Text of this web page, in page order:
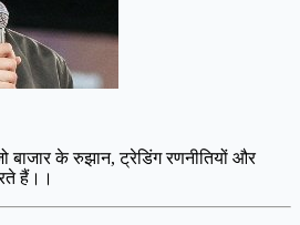
के रुझान, ट्रेडिंग रणनीतियों और
हैं।।